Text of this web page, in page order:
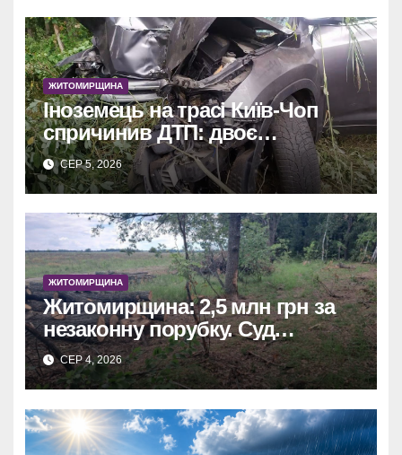
ЖИТОМИРЩИНА
Іноземець на трасі Київ-Чоп
спричинив ДТП: двоє
постраждалих у лікарні.
СЕР 5, 2026
ЖИТОМИРЩИНА
Житомирщина: 2,5 млн грн за
незаконну порубку. Суд
зобов’язав сільраду
відшкодувати збитки.
СЕР 4, 2026